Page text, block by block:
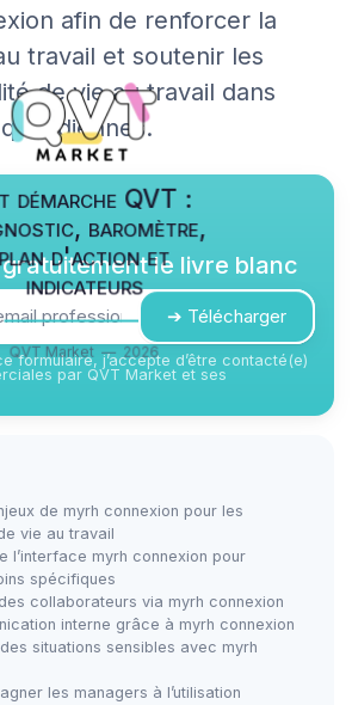
afin de renforcer la
travail et soutenir les
de vie au travail dans
démarche QVT :
baromètre,
plan d'action et
indicateurs
QVT Market — 2026
le livre blanc
➔ Télécharger
formulaire, j’accepte d’être contacté(e)
par QVT Market et ses
de myrh connexion pour les
vie au travail
l’interface myrh connexion pour
spécifiques
collaborateurs via myrh connexion
interne grâce à myrh connexion
situations sensibles avec myrh
les managers à l’utilisation